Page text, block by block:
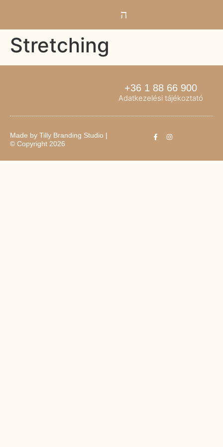
Stretching
+36 1 88 66 900
Adatkezelési tájékoztató
Made by Tilly Branding Studio |
© Copyright 2026